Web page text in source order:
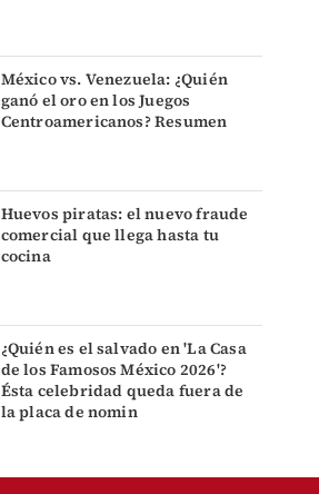
México vs. Venezuela: ¿Quién
ganó el oro en los Juegos
Centroamericanos? Resumen
Huevos piratas: el nuevo fraude
comercial que llega hasta tu
cocina
¿Quién es el salvado en 'La Casa
de los Famosos México 2026'?
Ésta celebridad queda fuera de
la placa de nomin